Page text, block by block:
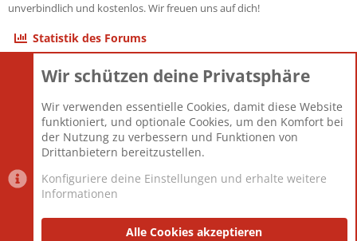
unverbindlich und kostenlos. Wir freuen uns auf dich!
Statistik des Forums
Themen
Mitglieder
12.426
Neuestes Mitglied
nabulamisika
Datenschutzerklärung Impressum
Wir schützen deine Privatsphäre
Wir verwenden essentielle Cookies, damit diese Website
funktioniert, und optionale Cookies, um den Komfort bei
der Nutzung zu verbessern und Funktionen von
Drittanbietern bereitzustellen.
Konfiguriere deine Einstellungen und erhalte weitere
Informationen
Alle Cookies akzeptieren